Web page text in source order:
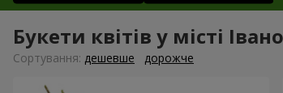
Букети квітів у місті
Сортування: дешевше дорожче